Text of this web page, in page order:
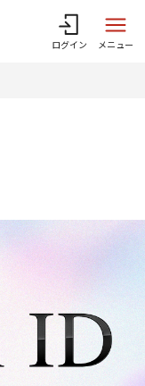
ログイン メニュー